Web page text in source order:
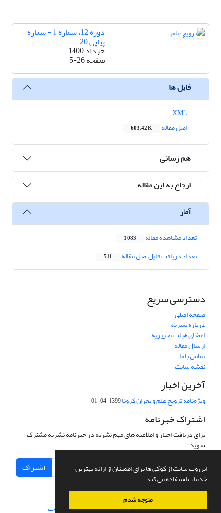
این وب سایت از کوکی ها برای اطمینان از ارائه بهترین
خدمات استفاده می کند.
متوجه شدم
دوره 12، شماره 1 - شماره
پیاپی 20
خرداد 1400
صفحه5-26
فایل ها
اصل مقاله
603.42 K
هم رسانی
ارجاع به این مقاله
آمار
تعداد مشاهده مقاله 1,083
تعداد دریافت فایل اصل مقاله 511
دسترسی سریع
صفحه اصلی
درباره نشریه
اعضای هیات تحریریه
ارسال مقاله
تماس با ما
نقشه سایت
آخرین اخبار
ویژه‌نامه ترویج علم و بحران کرونا1399-04-01
اشتراک خبرنامه
برای دریافت اخبار و اطلاعیه های مهم نشریه در خبرنامه نشریه مشترک
شوید.
اشتراک
سامانه مدیریت نشریات علمی.طراحی و پیاده سازی از سیناوب